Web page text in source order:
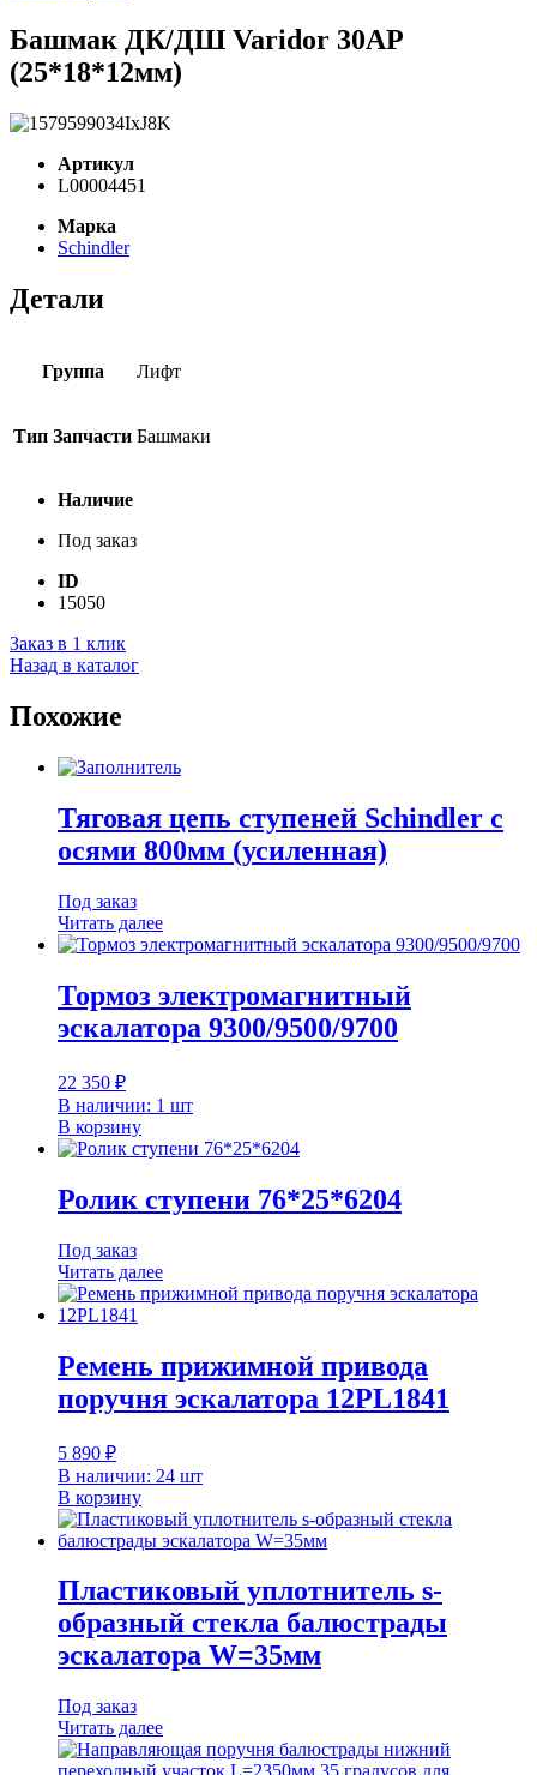
Башмак ДК/ДШ Varidor 30AP
(25*18*12мм)
Артикул
L00004451
Марка
Schindler
Детали
Группа Лифт
Тип Запчасти Башмаки
Наличие
Под заказ
ID
15050
Заказ в 1 клик
Назад в каталог
Похожие
Тяговая цепь ступеней Schindler с
осями 800мм (усиленная)
Под заказ
Читать далее
Тормоз электромагнитный
эскалатора 9300/9500/9700
22 350 ₽
В наличии: 1 шт
В корзину
Ролик ступени 76*25*6204
Под заказ
Читать далее
Ремень прижимной привода
поручня эскалатора 12PL1841
5 890 ₽
В наличии: 24 шт
В корзину
Пластиковый уплотнитель s-
образный стекла балюстрады
эскалатора W=35мм
Под заказ
Читать далее